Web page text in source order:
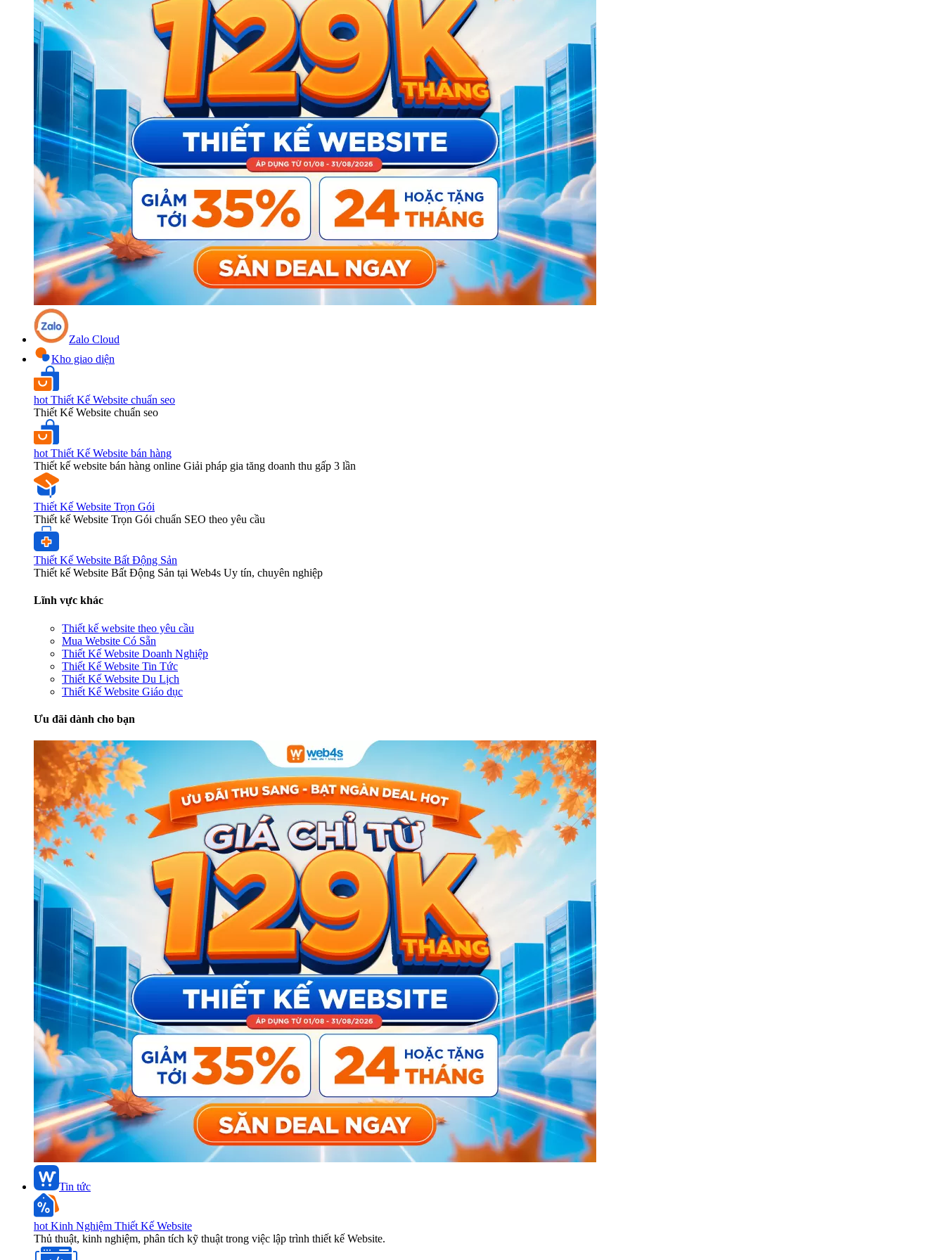
Zalo Cloud
Kho giao diện
hot Thiết Kế Website chuẩn seo
Thiết Kế Website chuẩn seo
hot Thiết Kế Website bán hàng
Thiết kế website bán hàng online Giải pháp gia tăng doanh thu gấp 3 lần
Thiết Kế Website Trọn Gói
Thiết kế Website Trọn Gói chuẩn SEO theo yêu cầu
Thiết Kế Website Bất Động Sản
Thiết kế Website Bất Động Sản tại Web4s Uy tín, chuyên nghiệp
Lĩnh vực khác
Thiết kế website theo yêu cầu
Mua Website Có Sẵn
Thiết Kế Website Doanh Nghiệp
Thiết Kế Website Tin Tức
Thiết Kế Website Du Lịch
Thiết Kế Website Giáo dục
Ưu đãi dành cho bạn
Tin tức
hot Kinh Nghiệm Thiết Kế Website
Thủ thuật, kinh nghiệm, phân tích kỹ thuật trong việc lập trình thiết kế Website.